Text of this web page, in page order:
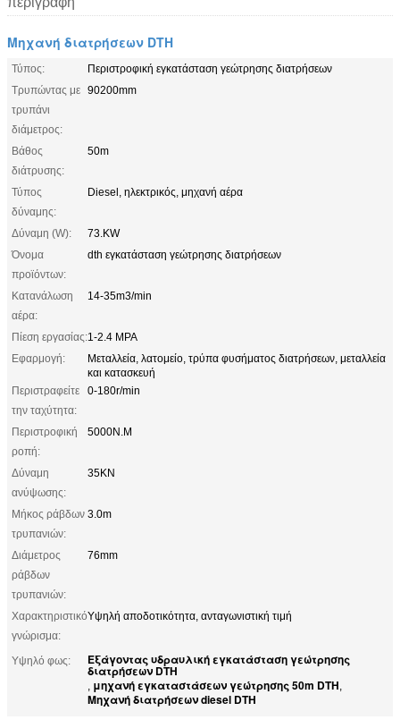
Μηχανή διατρήσεων DTH
Τύπος:
Περιστροφική εγκατάσταση γεώτρησης διατρήσεων
Τρυπώντας με
τρυπάνι
διάμετρος:
90200mm
Βάθος
διάτρυσης:
50m
Τύπος
δύναμης:
Diesel, ηλεκτρικός, μηχανή αέρα
Δύναμη (W):
73.KW
Όνομα
προϊόντων:
dth εγκατάσταση γεώτρησης διατρήσεων
Κατανάλωση
αέρα:
14-35m3/min
Πίεση εργασίας:1-2.4 MPA
Εφαρμογή:
Μεταλλεία, λατομείο, τρύπα φυσήματος διατρήσεων, μεταλλεία
και κατασκευή
Περιστραφείτε
την ταχύτητα:
0-180r/min
Περιστροφική
ροπή:
5000N.M
Δύναμη
ανύψωσης:
35KN
Μήκος ράβδων
τρυπανιών:
3.0m
Διάμετρος
ράβδων
τρυπανιών:
76mm
Χαρακτηριστικό
γνώρισμα:
Υψηλή αποδοτικότητα, ανταγωνιστική τιμή
Υψηλό φως: Εξάγοντας υδραυλική εγκατάσταση γεώτρησης
διατρήσεων DTH
, μηχανή εγκαταστάσεων γεώτρησης 50m DTH,
Μηχανή διατρήσεων diesel DTH